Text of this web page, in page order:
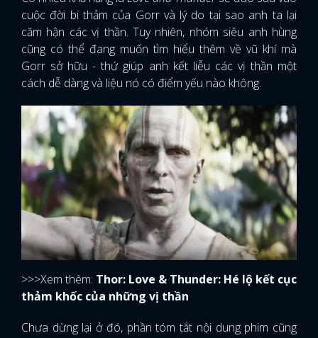
cuộc đời bi thảm của Gorr và lý do tại sao anh ta lại
căm hận các vị thần. Tuy nhiên, nhóm siêu anh hùng
cũng có thể đang muốn tìm hiểu thêm về vũ khí mà
Gorr sở hữu - thứ giúp anh kết liễu các vị thần một
cách dễ dàng và liệu nó có điểm yếu nào không.
>>>Xem thêm: Thor: Love & Thunder: Hé lộ kết cục
thảm khốc của những vị thần
Chưa dừng lại ở đó, phần tóm tắt nội dung phim cũng